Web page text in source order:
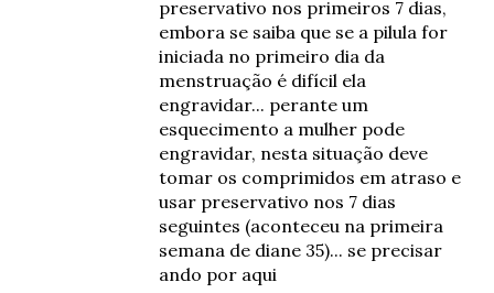
preservativo nos primeiros 7 dias,
embora se saiba que se a pilula for
iniciada no primeiro dia da
menstruação é difícil ela
engravidar... perante um
esquecimento a mulher pode
engravidar, nesta situação deve
tomar os comprimidos em atraso e
usar preservativo nos 7 dias
seguintes (aconteceu na primeira
semana de diane 35)... se precisar
ando por aqui